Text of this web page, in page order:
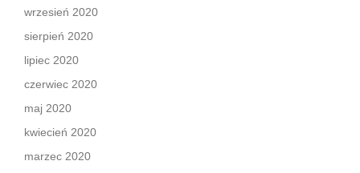
wrzesień 2020
sierpień 2020
lipiec 2020
czerwiec 2020
maj 2020
kwiecień 2020
marzec 2020